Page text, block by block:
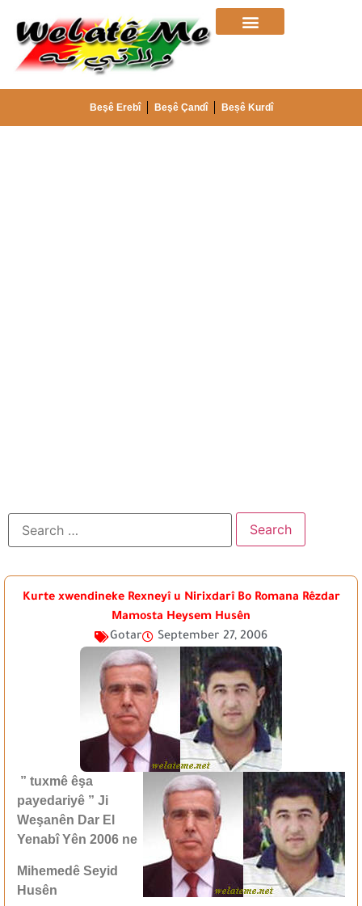
Beşê Erebî Beşê Çandî Beșê Kurdî
Kurte xwendineke Rexneyî u Nirixdarî Bo Romana Rêzdar
Mamosta Heysem Husên
Gotar
September 27, 2006
” tuxmê êşa
payedariyê ” Ji
Weşanên Dar El
Yenabî Yên 2006 ne
Mihemedê Seyid
Husên